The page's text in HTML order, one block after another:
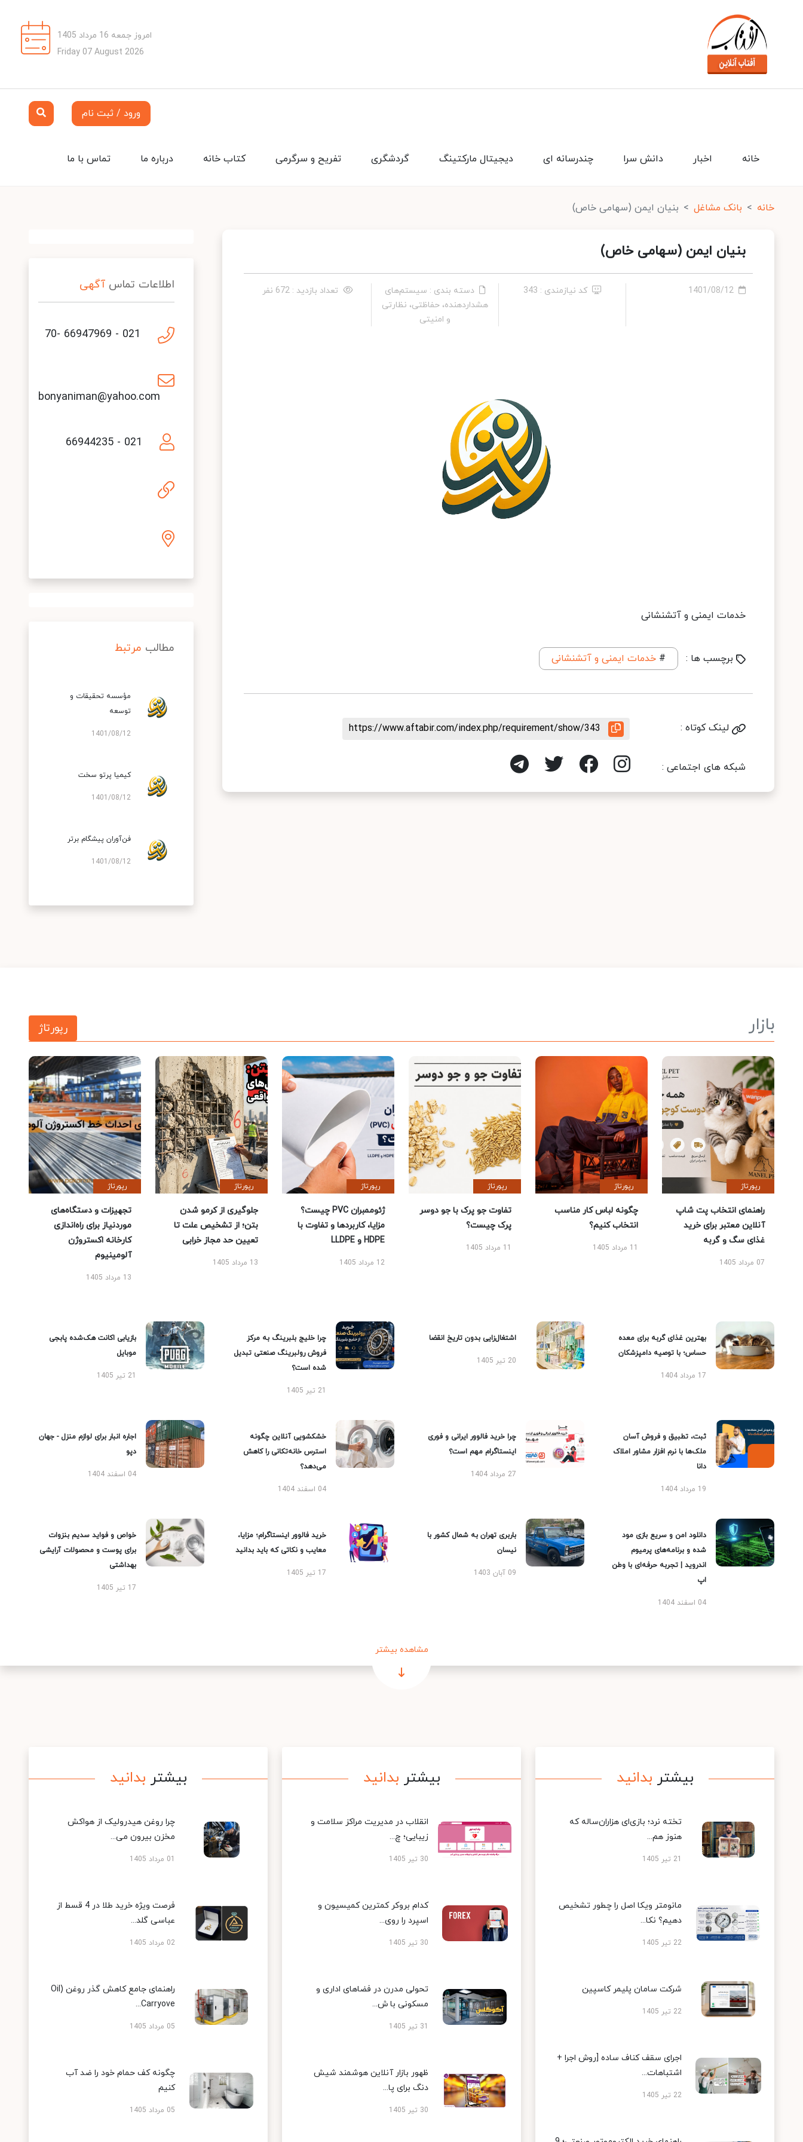
امروز جمعه 16 مرداد 1405
Friday 07 August 2026
ورود / ثبت نام
تماس با ما درباره ما کتاب خانه تفریح و سرگرمی گردشگری دیجیتال مارکتینگ چندرسانه ای دانش سرا اخبار خانه
خانه بانک مشاغل بنیان ایمن (سهامی خاص)
بنیان ایمن (سهامی خاص)
1401/08/12 کد نیازمندی : 343
دسته بندی : سیستم‌های
هشداردهنده، حفاظتی، نظارتی
و امنیتی
تعداد بازدید : 672 نفر
خدمات ایمنی و آتشنشانی
برچسب ها : # خدمات ایمنی و آتشنشانی
لینک کوتاه : https://www.aftabir.com/index.php/requirement/show/343
شبکه های اجتماعی :
اطلاعات تماس آگهی
021 - 66947969 -70
bonyaniman@yahoo.com
021 - 66944235
مطالب مرتبط
مؤسسه تحقیقات و
توسعه
1401/08/12
کیمیا پرتو سخت
1401/08/12
فن‌آوران پیشگام برتر
1401/08/12
بازار رپورتاژ
رپورتاژ
راهنمای انتخاب پت شاپ
آنلاین معتبر برای خرید
غذای سگ و گربه
07 مرداد 1405
رپورتاژ
چگونه لباس کار مناسب
انتخاب کنیم؟
11 مرداد 1405
رپورتاژ
تفاوت جو پرک با جو دوسر
پرک چیست؟
11 مرداد 1405
رپورتاژ
ژئوممبران PVC چیست؟
مزایا، کاربردها و تفاوت با
HDPE و LLDPE
12 مرداد 1405
رپورتاژ
جلوگیری از کرمو شدن
بتن؛ از تشخیص علت تا
تعیین حد مجاز خرابی
13 مرداد 1405
رپورتاژ
تجهیزات و دستگاه‌های
موردنیاز برای راه‌اندازی
کارخانه اکستروژن
آلومینیوم
13 مرداد 1405
بهترین غذای گربه برای معده
حساس؛ با توصیه دامپزشکان
17 مرداد 1404
اشتغال‌زایی بدون تاریخ انقضا
20 تیر 1405
چرا خلیج بلبرینگ به مرکز
فروش رولبرینگ صنعتی تبدیل
شده است؟
21 تیر 1405
بازیابی اکانت هک‌شده پابجی
موبایل
21 تیر 1405
ثبت، تطبیق و فروش آسان
ملک‌ها با نرم افزار مشاور املاک
دانا
19 مرداد 1404
چرا خرید فالوور ایرانی و فوری
اینستاگرام مهم است؟
27 مرداد 1404
خشکشویی آنلاین چگونه
استرس خانه‌تکانی را کاهش
می‌دهد؟
04 اسفند 1404
اجاره انبار برای لوازم منزل - جهان
دپو
04 اسفند 1404
دانلود امن و سریع بازی مود
شده و برنامه‌های پرمیوم
اندروید | تجربه حرفه‌ای با وطن
اپ
04 اسفند 1404
باربری تهران به شمال کشور با
نیسان
09 آبان 1403
خرید فالوور اینستاگرام؛ مزایا،
معایب و نکاتی که باید بدانید
17 تیر 1405
خواص و فواید سدیم بنزوات
برای پوست و محصولات آرایشی
بهداشتی
17 تیر 1405
مشاهده بیشتر
بیشتر بدانید
تخته نرد؛ بازی‌ای هزاران‌ساله که
هنوز هم...
21 تیر 1405
مانومتر ویکا اصل را چطور تشخیص
دهیم؟ نکا...
22 تیر 1405
شرکت سامان پلیمر کاسپین
22 تیر 1405
اجرای سقف کناف ساده [روش اجرا +
اشتباهات...
22 تیر 1405
بیشتر بدانید
انقلاب در مدیریت مراکز سلامت و
زیبایی؛ چ...
30 تیر 1405
کدام بروکر کمترین کمیسیون و
اسپرد را روی...
30 تیر 1405
تحولی مدرن در فضاهای اداری و
مسکونی با ش...
31 تیر 1405
ظهور بازار آنلاین هوشمند شیش
دنگ برای پا...
30 تیر 1405
بیشتر بدانید
چرا روغن هیدرولیک از هواکش
مخزن بیرون می...
01 مرداد 1405
فرصت ویژه خرید طلا در 4 قسط از
عباسی گلد...
02 مرداد 1405
راهنمای جامع کاهش گذر روغن (Oil
Carryove...
05 مرداد 1405
چگونه کف حمام خود را ضد آب
کنیم
05 مرداد 1405